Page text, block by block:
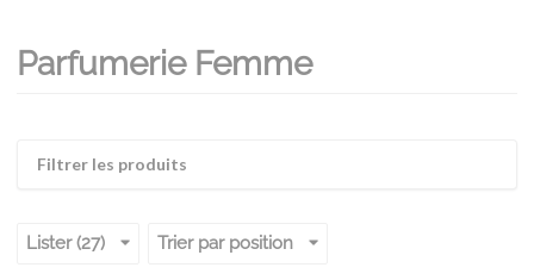
Parfumerie Femme
Filtrer les produits
Lister (27) Trier par position